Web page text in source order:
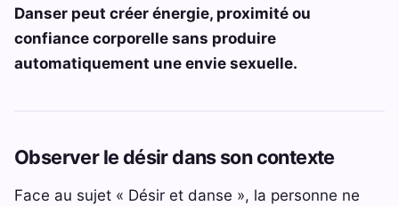
Danser peut créer énergie, proximité ou
confiance corporelle sans produire
automatiquement une envie sexuelle.
Observer le désir dans son contexte
Face au sujet « Désir et danse », la personne ne